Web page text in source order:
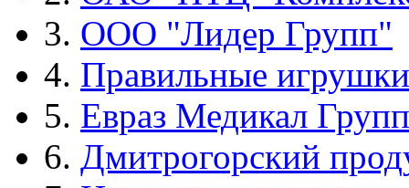
3. ООО "Лидер Групп"
4. Правильные игрушки
5. Евраз Медикал Групп
6. Дмитрогорский